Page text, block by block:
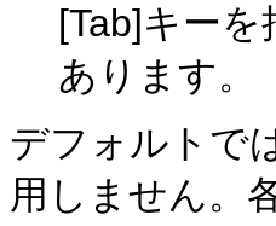
[Tab]キー
あります。
デフォルトで
用しません。